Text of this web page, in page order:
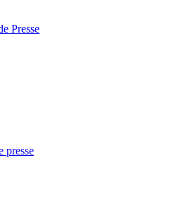
Presse
presse